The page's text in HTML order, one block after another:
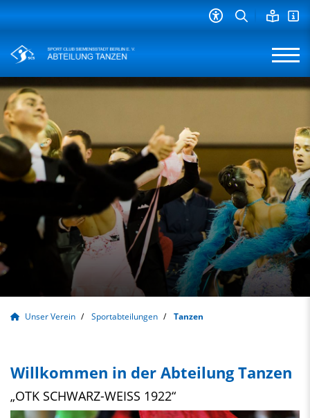
Unser Verein Sportabteilungen Tanzen
Willkommen in der Abteilung Tanzen
„OTK SCHWARZ-WEISS 1922“